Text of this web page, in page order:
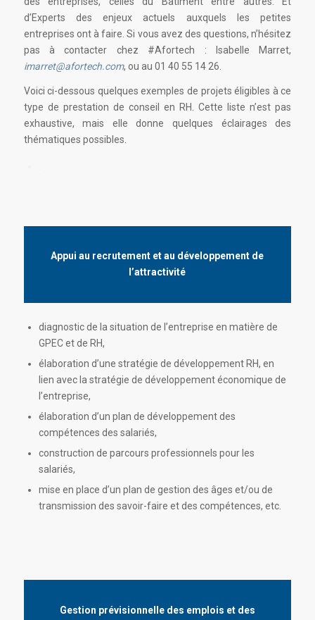
d’Experts des enjeux actuels auxquels les petites
entreprises ont à faire. Si vous avez des questions, n’hésitez
pas à contacter chez #Afortech : Isabelle Marret,
imarret@afortech.com, ou au 01 40 55 14 26.
Voici ci-dessous quelques exemples de projets éligibles à ce
type de prestation de conseil en RH. Cette liste n’est pas
exhaustive, mais elle donne quelques éclairages des
thématiques possibles.
Appui au recrutement et au développement de
l’attractivité
diagnostic de la situation de l’entreprise en matière de
GPEC et de RH,
élaboration d’une stratégie de développement RH, en
lien avec la stratégie de développement économique de
l’entreprise,
élaboration d’un plan de développement des
compétences des salariés,
construction de parcours professionnels pour les
salariés,
mise en place d’un plan de gestion des âges et/ou de
transmission des savoir-faire et des compétences, etc.
Gestion prévisionnelle des emplois et des